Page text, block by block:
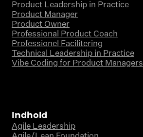
Product Leadership in Practice
Product Manager
Product Owner
Professional Product Coach
Professionel Facilitering
Technical Leadership in Practice
Vibe Coding for Product Managers
Indhold
Agile Leadership